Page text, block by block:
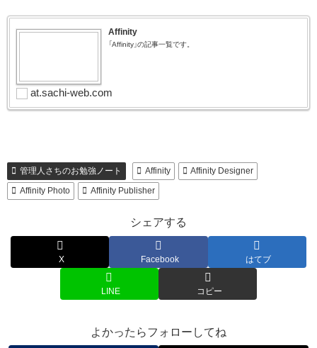
Affinity
「Affinity」の記事一覧です。
at.sachi-web.com
管理人さちのお勉強ノート Affinity
Affinity Designer
Affinity Photo
Affinity Publisher
シェアする
X Facebook はてブ
LINE コピー
よかったらフォローしてね